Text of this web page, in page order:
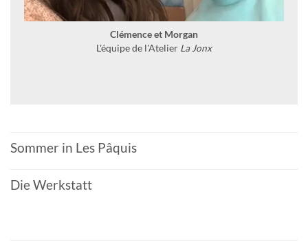
Clémence et Morgan
L'équipe de l'Atelier La Jonx
Sommer in Les Pâquis
Die Werkstatt